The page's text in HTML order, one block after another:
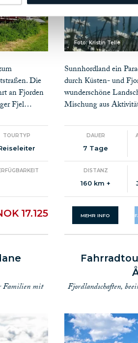
Die
an Fjorden
Fjel…
TOURTYP
17.125
Foto: Kristin Telle
Sunnhordland ein
durch Küsten- und
wunderschöne
Mischung aus
DAUER
7 Tage
DISTANZ
160 km +
MEHR INFO
Familien mit
Fjordlandschaften,